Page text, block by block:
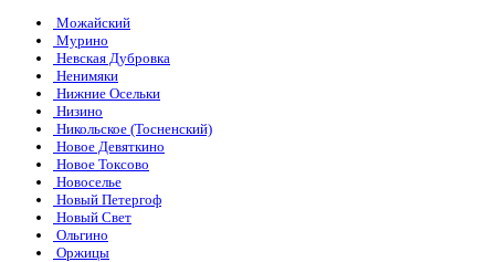
Можайский
Мурино
Невская Дубровка
Ненимяки
Нижние Осельки
Низино
Никольское (Тосненский)
Новое Девяткино
Новое Токсово
Новоселье
Новый Петергоф
Новый Свет
Ольгино
Оржицы